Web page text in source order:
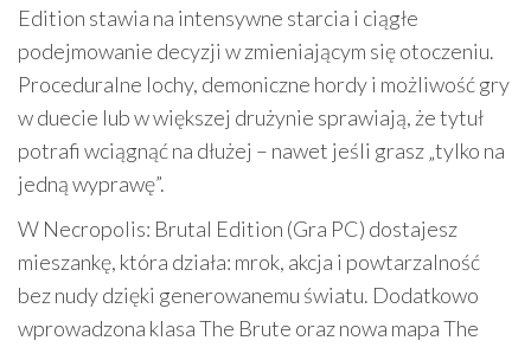
Edition stawia na intensywne starcia i ciągłe
podejmowanie decyzji w zmieniającym się otoczeniu.
Proceduralne lochy, demoniczne hordy i możliwość gry
w duecie lub w większej drużynie sprawiają, że tytuł
potrafi wciągnąć na dłużej – nawet jeśli grasz „tylko na
jedną wyprawę”.
W Necropolis: Brutal Edition (Gra PC) dostajesz
mieszankę, która działa: mrok, akcja i powtarzalność
bez nudy dzięki generowanemu światu. Dodatkowo
wprowadzona klasa The Brute oraz nowa mapa The